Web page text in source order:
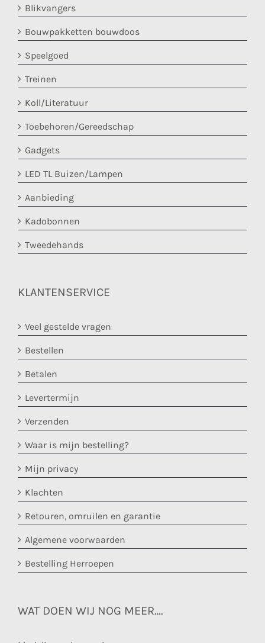
Blikvangers
Bouwpakketten bouwdoos
Speelgoed
Treinen
Koll/Literatuur
Toebehoren/Gereedschap
Gadgets
LED TL Buizen/Lampen
Aanbieding
Kadobonnen
Tweedehands
KLANTENSERVICE
Veel gestelde vragen
Bestellen
Betalen
Levertermijn
Verzenden
Waar is mijn bestelling?
Mijn privacy
Klachten
Retouren, omruilen en garantie
Algemene voorwaarden
Bestelling Herroepen
WAT DOEN WIJ NOG MEER….